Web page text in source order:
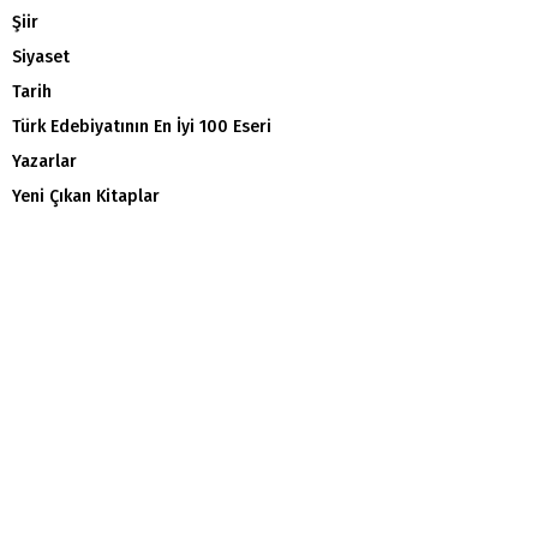
Şiir
Siyaset
Tarih
Türk Edebiyatının En İyi 100 Eseri
Yazarlar
Yeni Çıkan Kitaplar